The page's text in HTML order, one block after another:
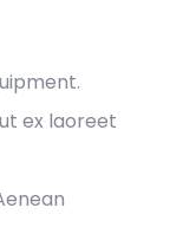
ex laoreet